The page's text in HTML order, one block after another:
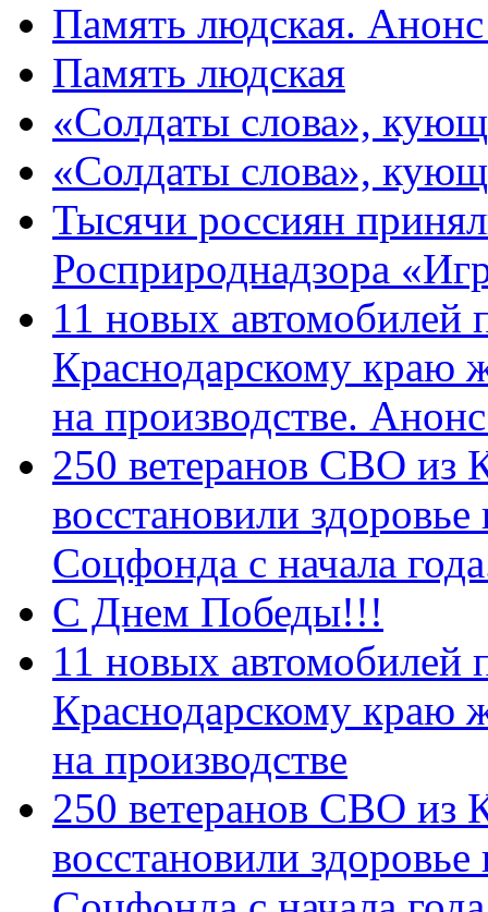
Память людская.
Память людская
«Солдаты слова»,
«Солдаты слова»,
Тысячи россиян
Росприроднадзора
11 новых автомобилей
Краснодарскому краю
на производстве.
250 ветеранов СВО из
восстановили
Соцфонда с начала
С Днем Победы!!!
11 новых автомобилей
Краснодарскому краю
на производстве
250 ветеранов СВО из
восстановили